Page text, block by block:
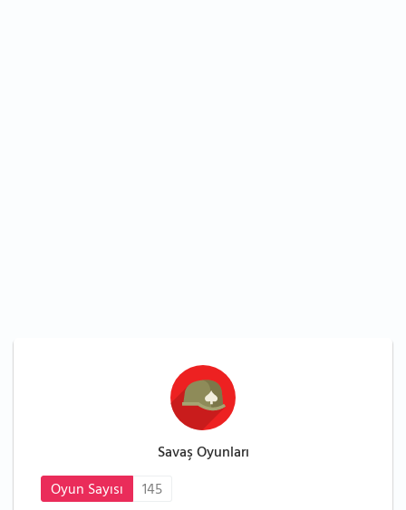
Savaş Oyunları
Oyun Sayısı
145